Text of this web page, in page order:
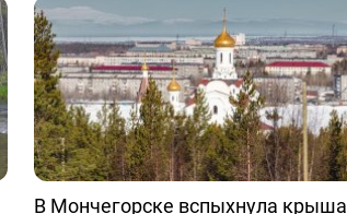
В Мончегорске вспыхнула крыша